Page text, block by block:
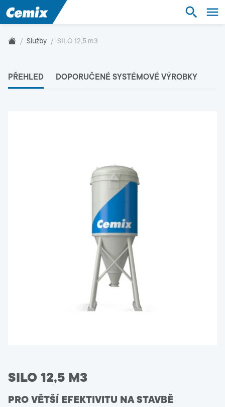
Služby SILO 12,5 m3
PŘEHLED DOPORUČENÉ SYSTÉMOVÉ VÝROBKY
SILO 12,5 M3
PRO VĚTŠÍ EFEKTIVITU NA STAVBĚ